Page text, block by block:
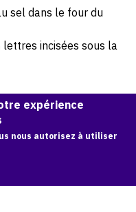
sel dans le four du
lettres incisées sous la
Photo Lysiane Gauthier
chapeau cylindiquee
expérience
nous autorisez à utiliser